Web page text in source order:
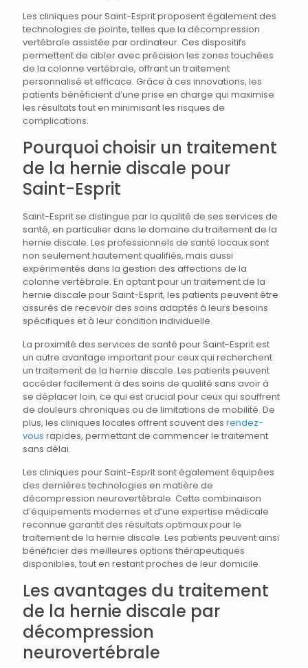
Les cliniques pour Saint-Esprit proposent également des
technologies de pointe, telles que la décompression
vertébrale assistée par ordinateur. Ces dispositifs
permettent de cibler avec précision les zones touchées
de la colonne vertébrale, offrant un traitement
personnalisé et efficace. Grâce à ces innovations, les
patients bénéficient d’une prise en charge qui maximise
les résultats tout en minimisant les risques de
complications.
Pourquoi choisir un traitement
de la hernie discale pour
Saint-Esprit
Saint-Esprit se distingue par la qualité de ses services de
santé, en particulier dans le domaine du traitement de la
hernie discale. Les professionnels de santé locaux sont
non seulement hautement qualifiés, mais aussi
expérimentés dans la gestion des affections de la
colonne vertébrale. En optant pour un traitement de la
hernie discale pour Saint-Esprit, les patients peuvent être
assurés de recevoir des soins adaptés à leurs besoins
spécifiques et à leur condition individuelle.
La proximité des services de santé pour Saint-Esprit est
un autre avantage important pour ceux qui recherchent
un traitement de la hernie discale. Les patients peuvent
accéder facilement à des soins de qualité sans avoir à
se déplacer loin, ce qui est crucial pour ceux qui souffrent
de douleurs chroniques ou de limitations de mobilité. De
plus, les cliniques locales offrent souvent des rendez-
vous rapides, permettant de commencer le traitement
sans délai.
Les cliniques pour Saint-Esprit sont également équipées
des dernières technologies en matière de
décompression neurovertébrale. Cette combinaison
d’équipements modernes et d’une expertise médicale
reconnue garantit des résultats optimaux pour le
traitement de la hernie discale. Les patients peuvent ainsi
bénéficier des meilleures options thérapeutiques
disponibles, tout en restant proches de leur domicile.
Les avantages du traitement
de la hernie discale par
décompression
neurovertébrale